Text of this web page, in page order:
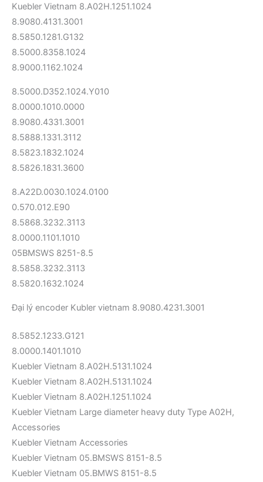
Kuebler Vietnam 8.A02H.1251.1024
8.9080.4131.3001
8.5850.1281.G132
8.5000.8358.1024
8.9000.1162.1024
8.5000.D352.1024.Y010
8.0000.1010.0000
8.9080.4331.3001
8.5888.1331.3112
8.5823.1832.1024
8.5826.1831.3600
8.A22D.0030.1024.0100
0.570.012.E90
8.5868.3232.3113
8.0000.1101.1010
05BMSWS 8251-8.5
8.5858.3232.3113
8.5820.1632.1024
Đại lý encoder Kubler vietnam 8.9080.4231.3001
8.5852.1233.G121
8.0000.1401.1010
Kuebler Vietnam 8.A02H.5131.1024
Kuebler Vietnam 8.A02H.5131.1024
Kuebler Vietnam 8.A02H.1251.1024
Kuebler Vietnam Large diameter heavy duty Type A02H,
Accessories
Kuebler Vietnam Accessories
Kuebler Vietnam 05.BMSWS 8151-8.5
Kuebler Vietnam 05.BMWS 8151-8.5